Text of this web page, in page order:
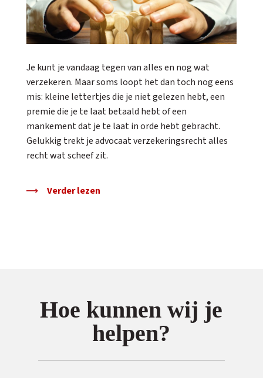
Je kunt je vandaag tegen van alles en nog wat
verzekeren. Maar soms loopt het dan toch nog eens
mis: kleine lettertjes die je niet gelezen hebt, een
premie die je te laat betaald hebt of een
mankement dat je te laat in orde hebt gebracht.
Gelukkig trekt je advocaat verzekeringsrecht alles
recht wat scheef zit.
Verder lezen
Hoe kunnen wij je
helpen?